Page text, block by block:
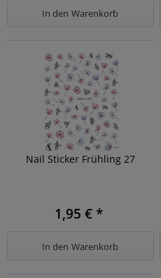
In den Warenkorb
Nail Sticker Frühling 27
1,95 € *
In den Warenkorb